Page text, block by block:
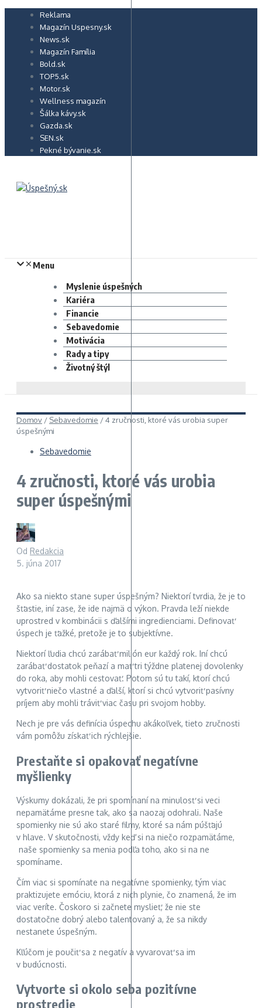
Preskočiť Reklama
Magazín Uspesny.sk
News.sk
Magazín Família
Bold.sk
TOP5.sk
Motor.sk
Wellness magazín
Šálka kávy.sk
Gazda.sk
SEN.sk
Pekné bývanie.sk
Menu
Myslenie úspešných
Kariéra
Financie
Sebavedomie
Motivácia
Rady a tipy
Životný štýl
Domov / Sebavedomie /4 zručnosti, ktoré vás urobia super
úspešnými
Sebavedomie
4 zručnosti, ktoré vás urobia
super úspešnými
Od Redakcia
5. júna 2017
Ako sa niekto stane super úspešným? Niektorí tvrdia, že je to
šťastie, iní zase, že ide najmä o výkon. Pravda leží niekde
uprostred v kombinácii s ďalšími ingredienciami. Definovať
úspech je ťažké, pretože je to subjektívne.
Niektorí ľudia chcú zarábať milión eur každý rok. Iní chcú
zarábať dostatok peňazí a mať tri týždne platenej dovolenky
do roka, aby mohli cestovať. Potom sú tu takí, ktorí chcú
vytvoriť niečo vlastné a ďalší, ktorí si chcú vytvoriť pasívny
príjem aby mohli tráviť viac času pri svojom hobby.
Nech je pre vás definícia úspechu akákoľvek, tieto zručnosti
vám pomôžu získať ich rýchlejšie.
Prestaňte si opakovať negatívne
myšlienky
Výskumy dokázali, že pri spomínaní na minulosť si veci
nepamätáme presne tak, ako sa naozaj odohrali. Naše
spomienky nie sú ako staré filmy, ktoré sa nám púšťajú
v hlave. V skutočnosti, vždy keď si na niečo rozpamätáme,
naše spomienky sa menia podľa toho, ako si na ne
spomíname.
Čím viac si spomínate na negatívne spomienky, tým viac
praktizujete emóciu, ktorá z nich plynie, čo znamená, že im
viac veríte. Čoskoro si začnete myslieť, že nie ste
dostatočne dobrý alebo talentovaný a, že sa nikdy
nestanete úspešným.
Kľúčom je poučiť sa z negatív a vyvarovať sa im
v budúcnosti.
Vytvorte si okolo seba pozitívne
prostredie